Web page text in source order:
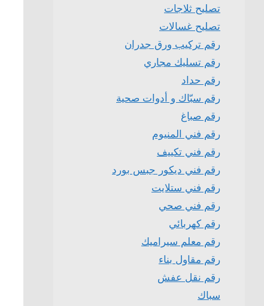
تصليح ثلاجات
تصليح غسالات
رقم تركيب ورق جدران
رقم تسليك مجاري
رقم حداد
رقم سبّاك و أدوات صحية
رقم صباغ
رقم فني المنيوم
رقم فني تكييف
رقم فني ديكور جبس بورد
رقم فني ستلايت
رقم فني صحي
رقم كهربائي
رقم معلم سيراميك
رقم مقاول بناء
رقم نقل عفش
سباك